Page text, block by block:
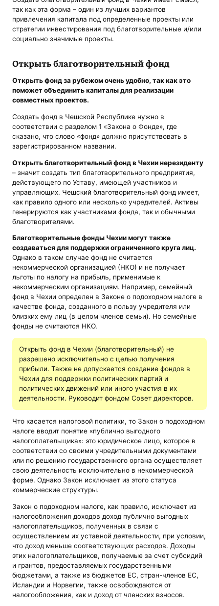
так как эта форма – один из лучших вариантов
привлечения капитала под определенные проекты или
стратегии инвестирования под благотворительные и/или
социально значимые проекты.
Открыть благотворительный фонд
Открыть фонд за рубежом очень удобно, так как это
поможет объединить капиталы для реализации
совместных проектов.
Создать фонд в Чешской Республике нужно в
соответствии с разделом 1 «Закона о Фонде», где
сказано, что слово «фонд» должно присутствовать в
зарегистрированном названии.
Открыть благотворительный фонд в Чехии нерезиденту
– значит создать тип благотворительного предприятия,
действующего по Уставу, имеющей участников и
управляющих. Чешский благотворительный фонд имеет,
как правило одного или несколько учредителей. Активы
генерируются как участниками фонда, так и обычными
благотворителями.
Благотворительные фонды Чехии могут также
создаваться для поддержки ограниченного круга лиц.
Однако в таком случае фонд не считается
некоммерческой организацией (НКО) и не получает
льготы по налогу на прибыль, применимые к
некоммерческим организациям. Например, семейный
фонд в Чехии определен в Законе о подоходном налоге в
качестве фонда, созданного в пользу учредителя или
близких ему лиц (в целом членов семьи). Но семейные
фонды не считаются НКО.
Открыть фонд в Чехии (благотворительный) не
разрешено исключительно с целью получения
прибыли. Также не допускается создание фондов в
Чехии для поддержки политических партий и
политических движений или иного участия в их
деятельности. Руководит фондом Совет директоров.
Что касается налоговой политики, то Закон о подоходном
налоге вводит понятие «публично выгодного
налогоплательщика»: это юридическое лицо, которое в
соответствии со своими учредительными документами
или по решению государственного органа осуществляет
свою деятельность исключительно в некоммерческой
форме. Однако Закон исключает из этого статуса
коммерческие структуры.
Закон о подоходном налоге, как правило, исключает из
налогообложения доходов доход публично выгодных
налогоплательщиков, полученных в связи с
осуществлением их уставной деятельности, при условии,
что доход меньше соответствующих расходов. Доходы
этих налогоплательщиков, получаемые за счет субсидий
и грантов, предоставляемых государственными
бюджетами, а также из бюджетов ЕС, стран-членов ЕС,
Исландии и Норвегии, также освобождаются от
налогообложения, как и доход от членских взносов.